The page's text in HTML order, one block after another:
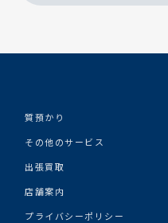
質預かり
その他のサービス
出張買取
店舗案内
プライバシーポリシー